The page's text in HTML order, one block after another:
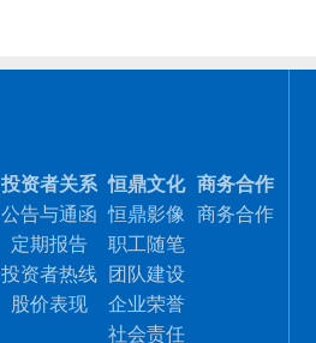
投资者关系
公告与通函
定期报告
投资者热线
股价表现
恒鼎文化
恒鼎影像
职工随笔
团队建设
企业荣誉
社会责任
商务合作
商务合作